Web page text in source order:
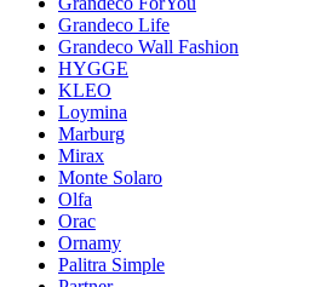
Grandeco Life
Grandeco Wall Fashion
HYGGE
KLEO
Loymina
Marburg
Mirax
Monte Solaro
Olfa
Orac
Ornamy
Palitra Simple